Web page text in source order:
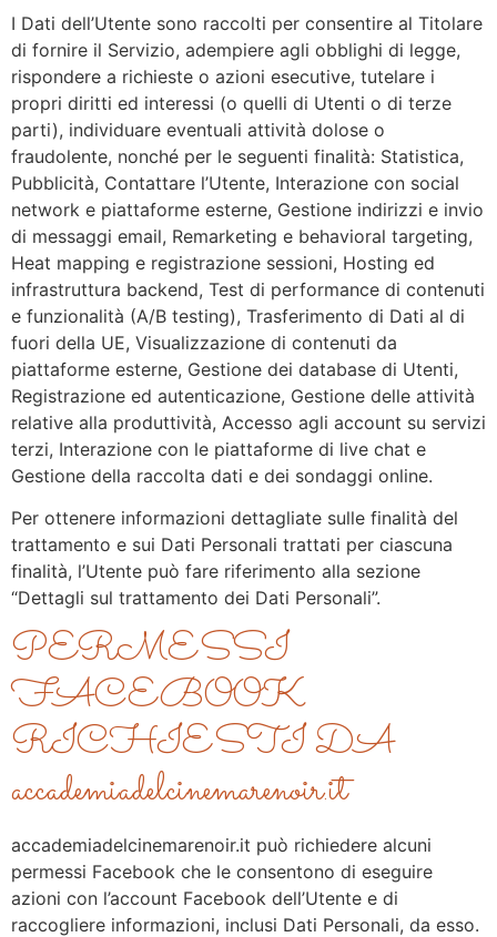
I Dati dell’Utente sono raccolti per consentire al Titolare
di fornire il Servizio, adempiere agli obblighi di legge,
rispondere a richieste o azioni esecutive, tutelare i
propri diritti ed interessi (o quelli di Utenti o di terze
parti), individuare eventuali attività dolose o
fraudolente, nonché per le seguenti finalità: Statistica,
Pubblicità, Contattare l’Utente, Interazione con social
network e piattaforme esterne, Gestione indirizzi e invio
di messaggi email, Remarketing e behavioral targeting,
Heat mapping e registrazione sessioni, Hosting ed
infrastruttura backend, Test di performance di contenuti
e funzionalità (A/B testing), Trasferimento di Dati al di
fuori della UE, Visualizzazione di contenuti da
piattaforme esterne, Gestione dei database di Utenti,
Registrazione ed autenticazione, Gestione delle attività
relative alla produttività, Accesso agli account su servizi
terzi, Interazione con le piattaforme di live chat e
Gestione della raccolta dati e dei sondaggi online.
Per ottenere informazioni dettagliate sulle finalità del
trattamento e sui Dati Personali trattati per ciascuna
finalità, l’Utente può fare riferimento alla sezione
“Dettagli sul trattamento dei Dati Personali”.
PERMESSI
FACEBOOK
RICHIESTI DA
accademiadelcinemarenoir.it
accademiadelcinemarenoir.it può richiedere alcuni
permessi Facebook che le consentono di eseguire
azioni con l’account Facebook dell’Utente e di
raccogliere informazioni, inclusi Dati Personali, da esso.